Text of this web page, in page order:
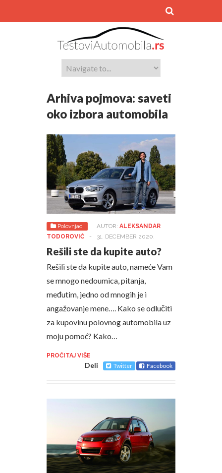
Arhiva pojmova: saveti
oko izbora automobila
Polovnjaci AUTOR: ALEKSANDAR
TODOROVIĆ
- 31. DECEMBER 2020.
Rešili ste da kupite auto?
Rešili ste da kupite auto, nameće Vam
se mnogo nedoumica, pitanja,
međutim, jedno od mnogih je i
angažovanje mene…. Kako se odlučiti
za kupovinu polovnog automobila uz
moju pomoć? Kako…
PROČITAJ VIŠE
Deli Twitter Facebook